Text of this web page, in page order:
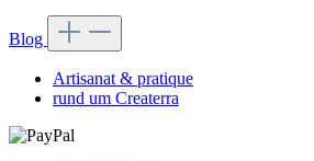
Blog
Artisanat & pratique
rund um Createrra